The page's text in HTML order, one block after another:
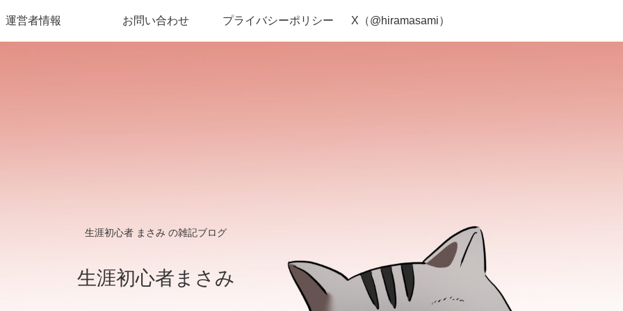
生涯初心者 まさみ の雑記ブログ
生涯初心者まさみ
運営者情報 お問い合わせ プライバシーポリシー X（@hiramasami）